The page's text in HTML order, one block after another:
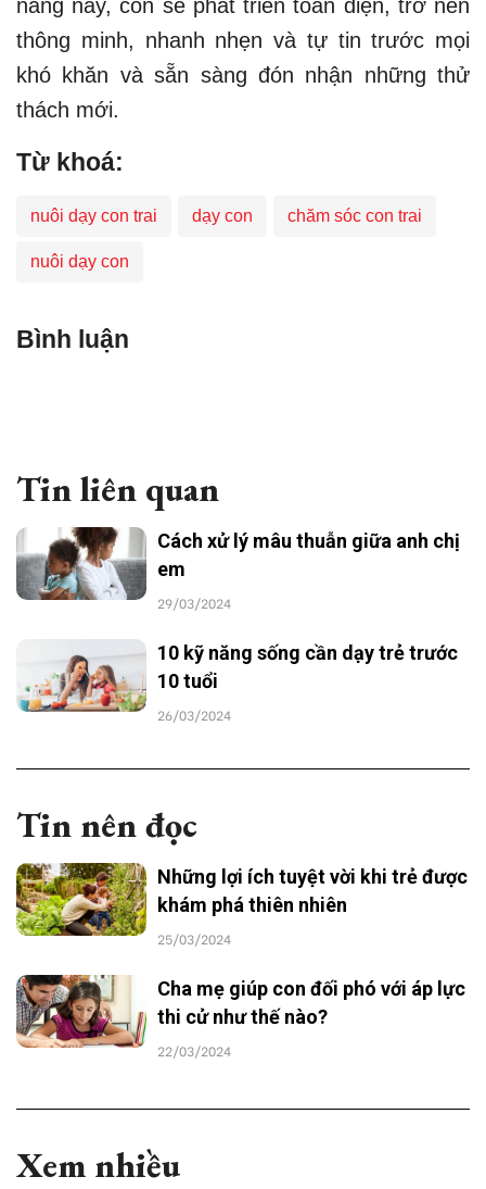
năng này, con sẽ phát triển toàn diện, trở nên
thông minh, nhanh nhẹn và tự tin trước mọi
khó khăn và sẵn sàng đón nhận những thử
thách mới.
Từ khoá:
nuôi dạy con trai dạy con chăm sóc con trai
nuôi dạy con
Bình luận
Tin liên quan
Cách xử lý mâu thuẫn giữa anh chị
em
29/03/2024
10 kỹ năng sống cần dạy trẻ trước
10 tuổi
26/03/2024
Tin nên đọc
Những lợi ích tuyệt vời khi trẻ được
khám phá thiên nhiên
25/03/2024
Cha mẹ giúp con đối phó với áp lực
thi cử như thế nào?
22/03/2024
Xem nhiều